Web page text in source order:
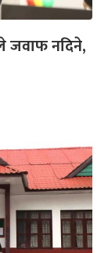
जवाफ नदिने,